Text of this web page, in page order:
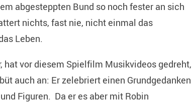
abgesteppten Bund so noch fester an sich
nichts, fast nie, nicht einmal das
Leben.
hat vor diesem Spielfilm Musikvideos gedreht,
auch an: Er zelebriert einen Grundgedanken
Figuren. Da er es aber mit Robin